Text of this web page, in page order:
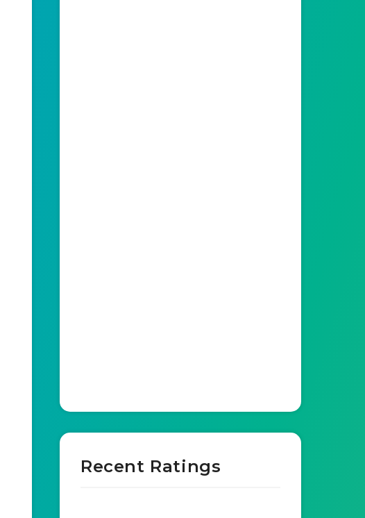
Recent Ratings